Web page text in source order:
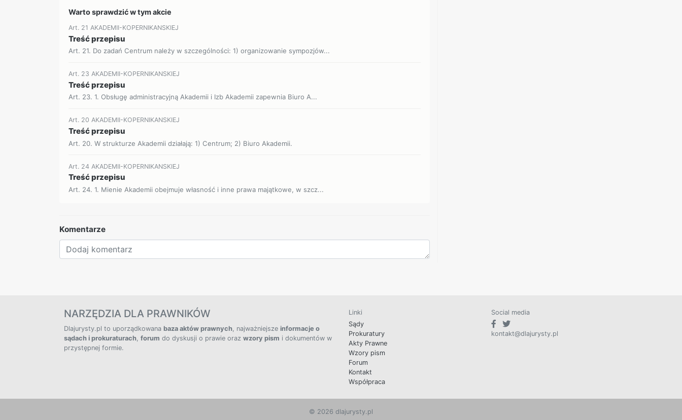
Warto sprawdzić w tym akcie
Art. 21 AKADEMII-KOPERNIKANSKIEJ
Treść przepisu
Art. 21. Do zadań Centrum należy w szczególności: 1) organizowanie sympozjów...
Art. 23 AKADEMII-KOPERNIKANSKIEJ
Treść przepisu
Art. 23. 1. Obsługę administracyjną Akademii i Izb Akademii zapewnia Biuro A...
Art. 20 AKADEMII-KOPERNIKANSKIEJ
Treść przepisu
Art. 20. W strukturze Akademii działają: 1) Centrum; 2) Biuro Akademii.
Art. 24 AKADEMII-KOPERNIKANSKIEJ
Treść przepisu
Art. 24. 1. Mienie Akademii obejmuje własność i inne prawa majątkowe, w szcz...
Komentarze
NARZĘDZIA DLA PRAWNIKÓW
Dlajurysty.pl to uporządkowana baza aktów prawnych, najważniejsze informacje o
sądach i prokuraturach, forum do dyskusji o prawie oraz wzory pism i dokumentów w
przystępnej formie.
Linki
Sądy
Prokuratury
Akty Prawne
Wzory pism
Forum
Kontakt
Współpraca
Social media
kontakt@dlajurysty.pl
© 2026 dlajurysty.pl